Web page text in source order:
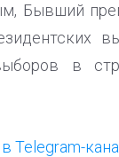
Бывший
в
Telegram-